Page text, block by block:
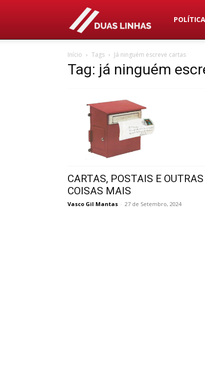
Duas
Linhas
POLÍTICA
Início Tags Já ninguém escreve cartas
Tag: já ninguém
CARTAS, POSTAIS E OUTRAS
COISAS MAIS
Vasco Gil Mantas - 27 de Setembro, 2024